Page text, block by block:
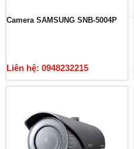
Camera SAMSUNG SNB-5004P
Liên hệ: 0948232215